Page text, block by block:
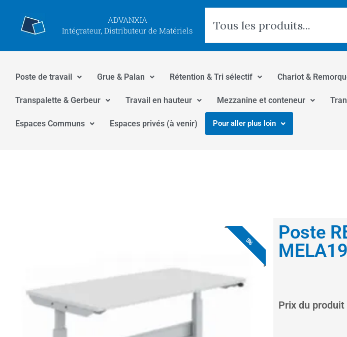
contenu
ADVANXIA
Intégrateur, Distributeur de Matériels
Poste de travail Grue & Palan Rétention & Tri sélectif Chariot &
Transpalette & Gerbeur Travail en hauteur Mezzanine et conteneur
Espaces Communs Espaces privés (à venir) Pour aller plus loin
5%
5%
5%
5%
5%
5%
5%
Poste
Prix du